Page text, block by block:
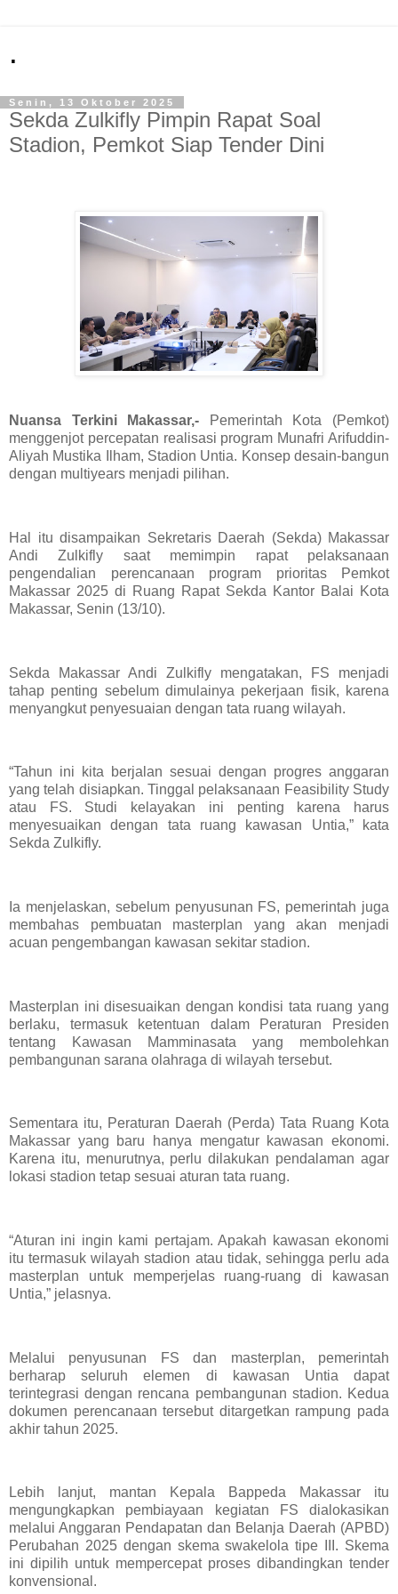
.
Senin, 13 Oktober 2025
Sekda Zulkifly Pimpin Rapat Soal
Stadion, Pemkot Siap Tender Dini
Nuansa Terkini Makassar,-
Pemerintah Kota (Pemkot)
menggenjot percepatan realisasi program Munafri Arifuddin-
Aliyah Mustika Ilham, Stadion Untia. Konsep desain-bangun
dengan multiyears menjadi pilihan.
Hal itu disampaikan Sekretaris Daerah (Sekda) Makassar
Andi Zulkifly saat memimpin rapat pelaksanaan
pengendalian perencanaan program prioritas Pemkot
Makassar 2025 di Ruang Rapat Sekda Kantor Balai Kota
Makassar, Senin (13/10).
Sekda Makassar Andi Zulkifly mengatakan, FS menjadi
tahap penting sebelum dimulainya pekerjaan fisik, karena
menyangkut penyesuaian dengan tata ruang wilayah.
“Tahun ini kita berjalan sesuai dengan progres anggaran
yang telah disiapkan. Tinggal pelaksanaan Feasibility Study
atau FS. Studi kelayakan ini penting karena harus
menyesuaikan dengan tata ruang kawasan Untia,” kata
Sekda Zulkifly.
Ia menjelaskan, sebelum penyusunan FS, pemerintah juga
membahas pembuatan masterplan yang akan menjadi
acuan pengembangan kawasan sekitar stadion.
Masterplan ini disesuaikan dengan kondisi tata ruang yang
berlaku, termasuk ketentuan dalam Peraturan Presiden
tentang Kawasan Mamminasata yang membolehkan
pembangunan sarana olahraga di wilayah tersebut.
Sementara itu, Peraturan Daerah (Perda) Tata Ruang Kota
Makassar yang baru hanya mengatur kawasan ekonomi.
Karena itu, menurutnya, perlu dilakukan pendalaman agar
lokasi stadion tetap sesuai aturan tata ruang.
“Aturan ini ingin kami pertajam. Apakah kawasan ekonomi
itu termasuk wilayah stadion atau tidak, sehingga perlu ada
masterplan untuk memperjelas ruang-ruang di kawasan
Untia,” jelasnya.
Melalui penyusunan FS dan masterplan, pemerintah
berharap seluruh elemen di kawasan Untia dapat
terintegrasi dengan rencana pembangunan stadion. Kedua
dokumen perencanaan tersebut ditargetkan rampung pada
akhir tahun 2025.
Lebih lanjut, mantan Kepala Bappeda Makassar itu
mengungkapkan pembiayaan kegiatan FS dialokasikan
melalui Anggaran Pendapatan dan Belanja Daerah (APBD)
Perubahan 2025 dengan skema swakelola tipe III. Skema
ini dipilih untuk mempercepat proses dibandingkan tender
konvensional.